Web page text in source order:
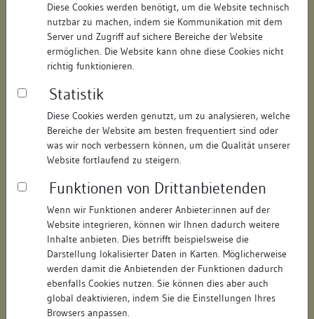
Diese Cookies werden benötigt, um die Website technisch
nutzbar zu machen, indem sie Kommunikation mit dem
Server und Zugriff auf sichere Bereiche der Website
ermöglichen. Die Website kann ohne diese Cookies nicht
richtig funktionieren.
Statistik
Diese Cookies werden genutzt, um zu analysieren, welche
Bereiche der Website am besten frequentiert sind oder
was wir noch verbessern können, um die Qualität unserer
Website fortlaufend zu steigern.
Funktionen von Drittanbietenden
Wenn wir Funktionen anderer Anbieter:innen auf der
Website integrieren, können wir Ihnen dadurch weitere
Inhalte anbieten. Dies betrifft beispielsweise die
Darstellung lokalisierter Daten in Karten. Möglicherweise
werden damit die Anbietenden der Funktionen dadurch
ebenfalls Cookies nutzen. Sie können dies aber auch
global deaktivieren, indem Sie die Einstellungen Ihres
Browsers anpassen.
180924116013/Datum:04.05.2016
Datenbestand:
Bauforschung und Restaurierung
Als PDF herunterladen:
Objektdaten
Straße: Vorstadt
Hausnummer: 11
Postleitzahl: 74354
Stadt-Teilort: Besigheim
Regierungsbezirk: Stuttgart
Ludwigsburg (Landkreis)
Wohnplatzschlüssel: 8118007001